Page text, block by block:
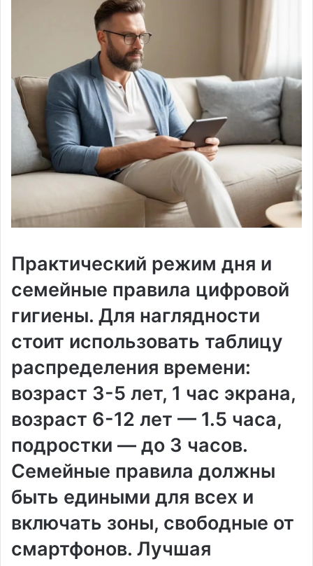
Практический режим дня и
семейные правила цифровой
гигиены. Для наглядности
стоит использовать таблицу
распределения времени:
возраст 3-5 лет, 1 час экрана,
возраст 6-12 лет — 1.5 часа,
подростки — до 3 часов.
Семейные правила должны
быть едиными для всех и
включать зоны, свободные от
смартфонов. Лучшая